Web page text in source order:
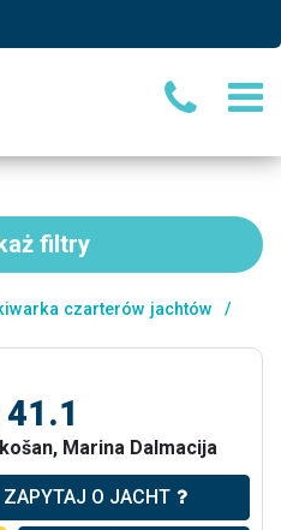
filtry
czarterów jachtów
/
Marina Dalmacija
ZAPYTAJ O JACHT